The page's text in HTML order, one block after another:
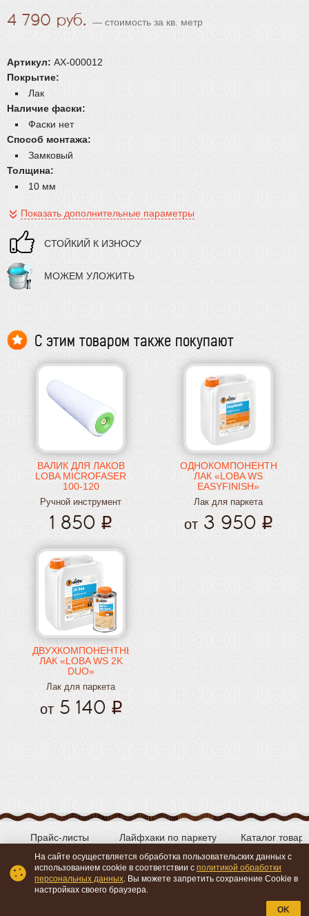
4 790 — стоимость за кв. метр
Артикул: AX-000012
Покрытие:
Лак
Наличие фаски:
Фаски нет
Способ монтажа:
Замковый
Толщина:
10 мм
Показать дополнительные параметры
СТОЙКИЙ К ИЗНОСУ
МОЖЕМ УЛОЖИТЬ
С этим товаром также покупают
ВАЛИК ДЛЯ ЛАКОВ
LOBA MICROFASER
100-120
Ручной инструмент
1 850
ОДНОКОМПОНЕНТНЫЙ
ЛАК «LOBA WS
EASYFINISH»
Лак для паркета
от 3 950
ДВУХКОМПОНЕНТНЫЙ
ЛАК «LOBA WS 2K
DUO»
Лак для паркета
от5 140
Лайфхаки по паркету Каталог
Прайс-листы
На сайте осуществляется обработка пользовательских данных с
использованием cookie в соответствии с политикой обработки
персональных данных. Вы можете запретить сохранение Cookie в
настройках своего браузера.
OK